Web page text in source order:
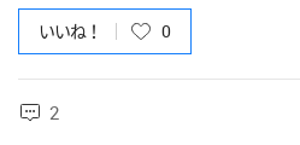
いいね！ 0
2